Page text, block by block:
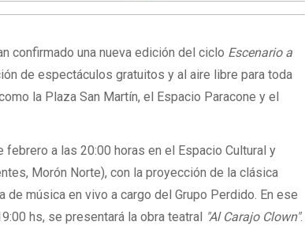
confirmado una nueva edición del ciclo Escenario a
de espectáculos gratuitos y al aire libre para toda
la Plaza San Martín, el Espacio Paracone y el
a las 20:00 horas en el Espacio Cultural y
Morón Norte), con la proyección de la clásica
de música en vivo a cargo del Grupo Perdido. En ese
hs, se presentará la obra teatral "Al Carajo Clown".